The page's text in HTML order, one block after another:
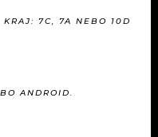
KRAJ: 7C, 7A NEBO 10D
ANDROID.